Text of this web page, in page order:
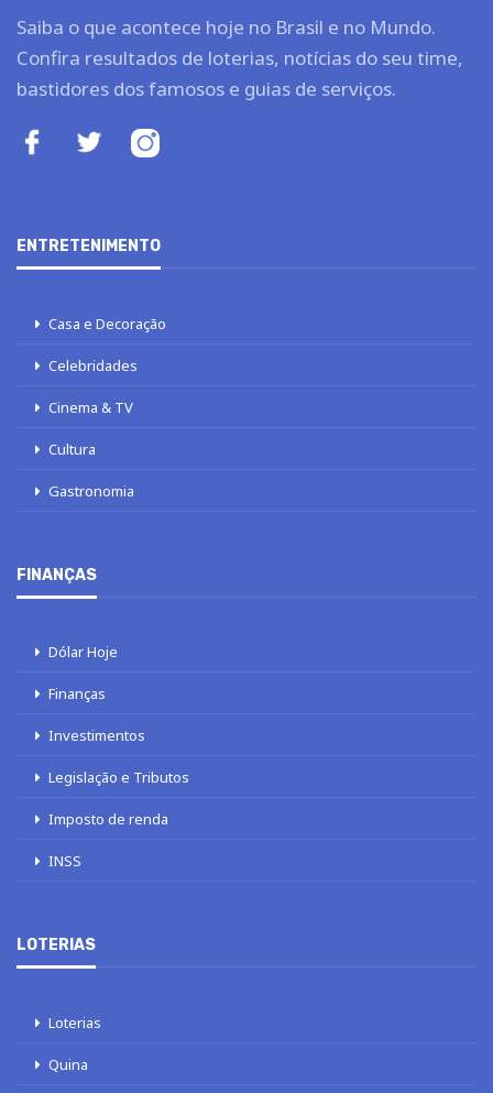
Saiba o que acontece hoje no Brasil e no Mundo.
Confira resultados de loterias, notícias do seu time,
bastidores dos famosos e guias de serviços.
ENTRETENIMENTO
Casa e Decoração
Celebridades
Cinema & TV
Cultura
Gastronomia
FINANÇAS
Dólar Hoje
Finanças
Investimentos
Legislação e Tributos
Imposto de renda
INSS
LOTERIAS
Loterias
Quina